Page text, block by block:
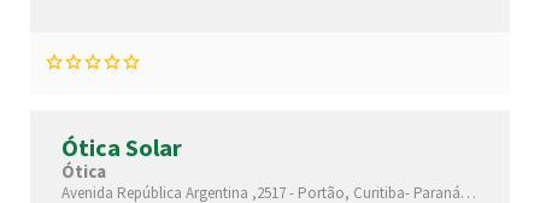
Ótica Solar
Ótica
Avenida República Argentina ,2517 - Portão, Curitiba- Paraná(PR)